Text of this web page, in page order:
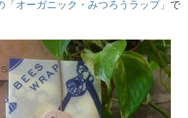
オーガニック・みつろうラップ」 で